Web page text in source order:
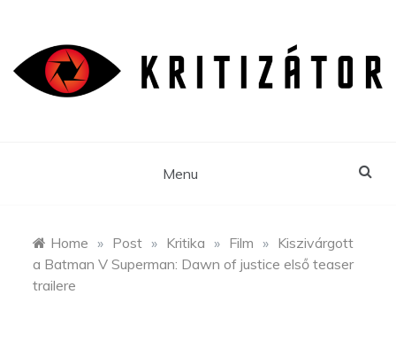
content
Menu
Home » Post » Kritika » Film » Kiszivárgott
a Batman V Superman: Dawn of justice első teaser
trailere